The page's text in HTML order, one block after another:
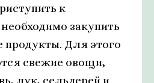
к
закупить
продукты. Для этого
свежие овощи,